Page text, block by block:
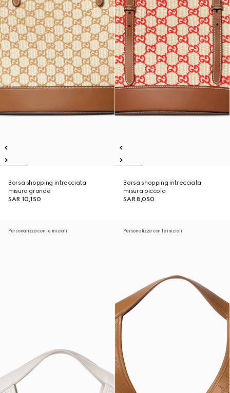
Borsa shopping intrecciata
misura grande
SAR 10,150
Borsa shopping intrecciata
misura piccola
SAR 8,050
Personalizza con le iniziali Personalizza con le iniziali